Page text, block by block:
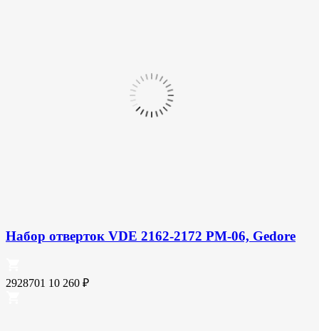
Набор отверток VDE 2162-2172 PM-06, Gedore
2928701 10 260 ₽